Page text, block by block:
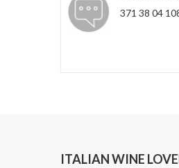
371 38 04
ITALIAN WINE